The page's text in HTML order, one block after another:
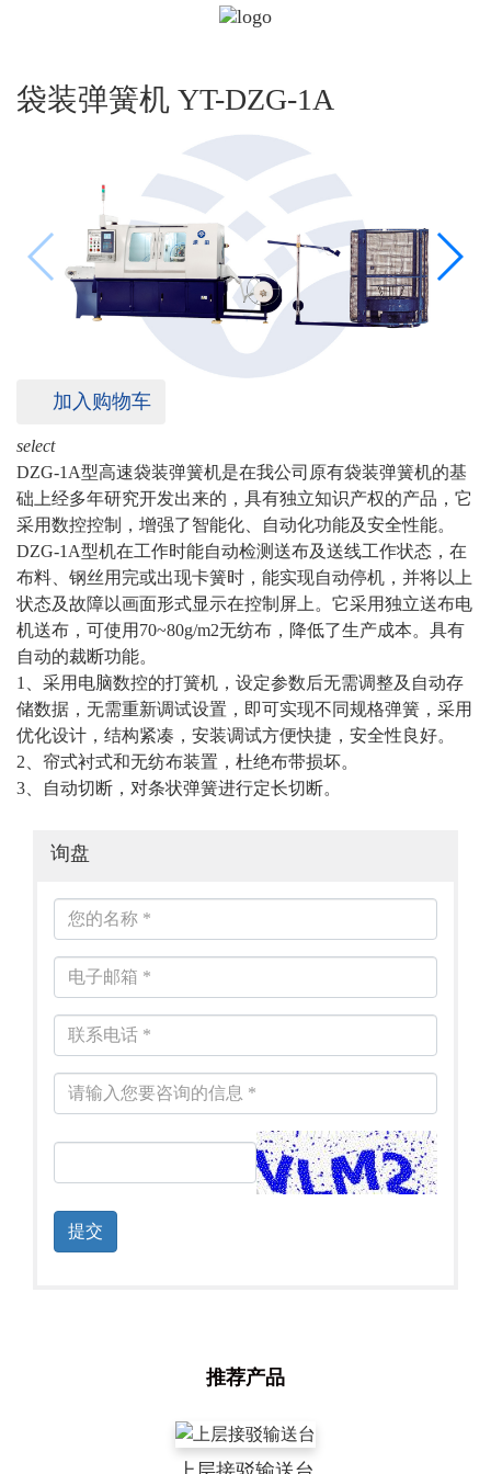
袋装弹簧机 YT-DZG-1A
加入购物车
select
DZG-1A型高速袋装弹簧机是在我公司原有袋装弹簧机的基
础上经多年研究开发出来的，具有独立知识产权的产品，它
采用数控控制，增强了智能化、自动化功能及安全性能。
DZG-1A型机在工作时能自动检测送布及送线工作状态，在
布料、钢丝用完或出现卡簧时，能实现自动停机，并将以上
状态及故障以画面形式显示在控制屏上。它采用独立送布电
机送布，可使用70~80g/m2无纺布，降低了生产成本。具有
自动的裁断功能。
1、采用电脑数控的打簧机，设定参数后无需调整及自动存
储数据，无需重新调试设置，即可实现不同规格弹簧，采用
优化设计，结构紧凑，安装调试方便快捷，安全性良好。
2、帘式衬式和无纺布装置，杜绝布带损坏。
3、自动切断，对条状弹簧进行定长切断。
询盘
提交
推荐产品